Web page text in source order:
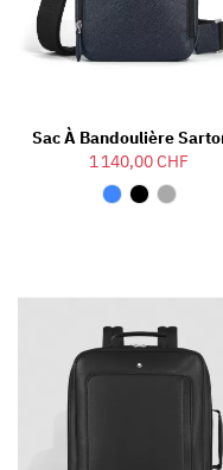
Sac À Bandoulière
1 140,00 CHF